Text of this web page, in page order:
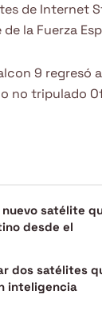
de Internet
la Fuerza
9 regresó
no tripulado
nuevo satélite
desde el
dos satélites
inteligencia